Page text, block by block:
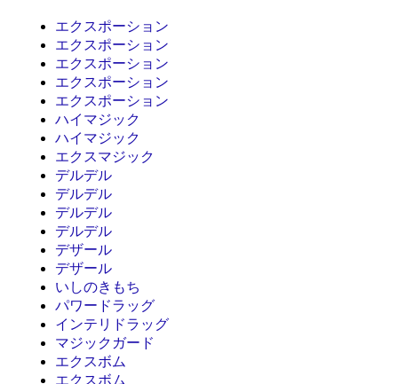
エクスポーション
エクスポーション
エクスポーション
エクスポーション
エクスポーション
ハイマジック
ハイマジック
エクスマジック
デルデル
デルデル
デルデル
デルデル
デザール
デザール
いしのきもち
パワードラッグ
インテリドラッグ
マジックガード
エクスボム
エクスボム